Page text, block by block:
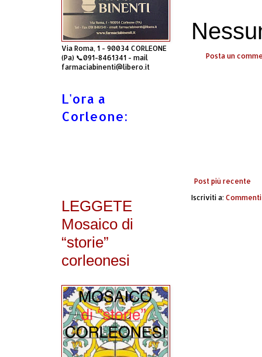
Posta un
Post più recente
Iscriviti a:
Via Roma, 1 - 90034 CORLEONE
(Pa) 📞091-8461341 - mail
farmaciabinenti@libero.it
L'ora a
Corleone:
LEGGETE
Mosaico di
“storie”
corleonesi